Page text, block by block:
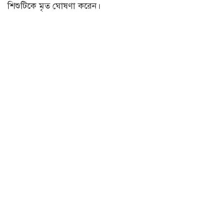
শিশুটিকে মৃত ঘোষণা করেন।